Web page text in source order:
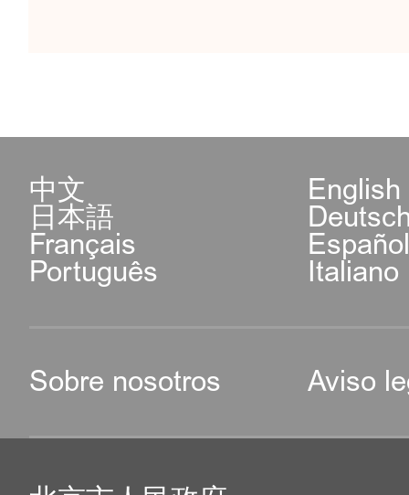
中文 English
日本語
Français
Português Italiano
Sobre nosotros Aviso